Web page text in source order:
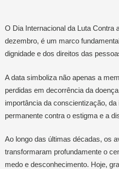
O Dia Internacional da Luta Contra
dezembro, é um marco
dignidade e dos direitos das
A data simboliza não apenas a
perdidas em decorrência da
importância da conscientização,
permanente contra o estigma e a
Ao longo das últimas décadas, os
transformaram profundamente o
medo e desconhecimento. Hoje,